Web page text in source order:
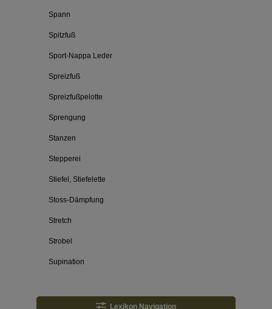
Spann
Spitzfuß
Sport-Nappa Leder
Spreizfuß
Spreizfußpelotte
Sprengung
Stanzen
Stepperei
Stiefel, Stiefelette
Stoss-Dämpfung
Stretch
Strobel
Supination
Lexikon Navigation